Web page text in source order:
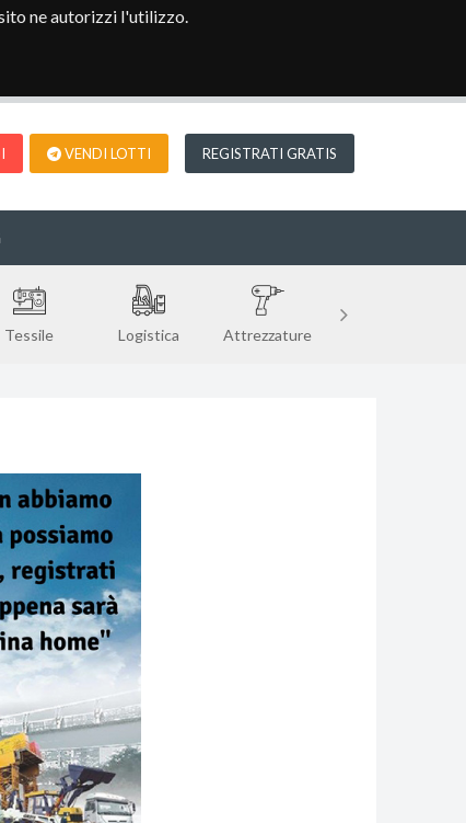
ne autorizzi l'utilizzo.
VENDI LOTTI REGISTRATI GRATIS
Tessile Logistica Attrezzature